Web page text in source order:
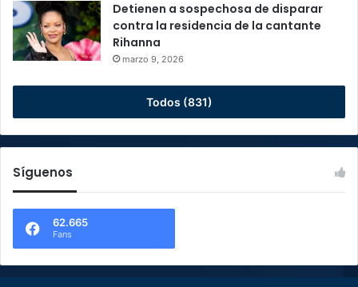
Detienen a sospechosa de disparar
contra la residencia de la cantante
Rihanna
marzo 9, 2026
Todos (831)
Síguenos
62.665
Fans